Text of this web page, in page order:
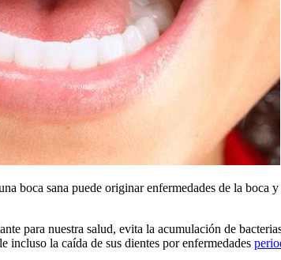
boca sana puede originar enfermedades de la
para nuestra salud, evita la acumulación de
incluso la caída de sus dientes por enfermedades